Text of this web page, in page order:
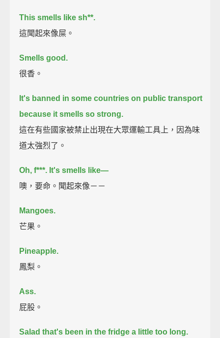
This smells like sh**.
這聞起來像屎。
Smells good.
很香。
It's banned in some countries on public transport
because it smells so strong.
這在有些國家被禁止出現在大眾運輸工具上，因為味
道太強烈了。
Oh, f***. It's smells like—
噢，要命。聞起來像－－
Mangoes.
芒果。
Pineapple.
鳳梨。
Ass.
屁股。
Salad that's been in the fridge a little too long.